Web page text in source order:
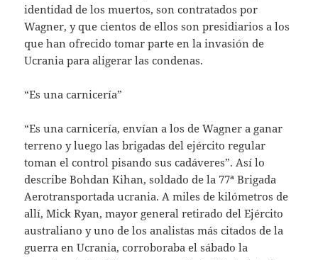
identidad de los muertos, son contratados por
Wagner, y que cientos de ellos son presidiarios a los
que han ofrecido tomar parte en la invasión de
Ucrania para aligerar las condenas.
“Es una carnicería”
“Es una carnicería, envían a los de Wagner a ganar
terreno y luego las brigadas del ejército regular
toman el control pisando sus cadáveres”. Así lo
describe Bohdan Kihan, soldado de la 77ª Brigada
Aerotransportada ucrania. A miles de kilómetros de
allí, Mick Ryan, mayor general retirado del Ejército
australiano y uno de los analistas más citados de la
guerra en Ucrania, corroboraba el sábado la